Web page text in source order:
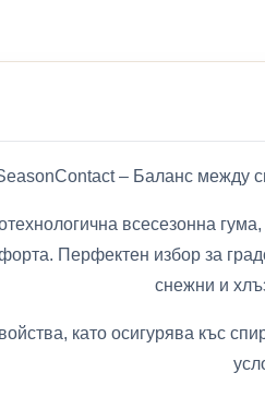
– Баланс между
всесезонна
Перфектен избор за
снежни и
като осигурява къс